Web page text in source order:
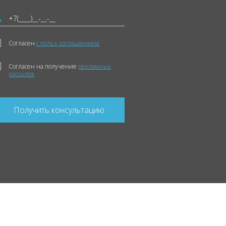
Согласенс польз. соглашением
Согласен на получение рекламных
рассылок
Получить консультацию